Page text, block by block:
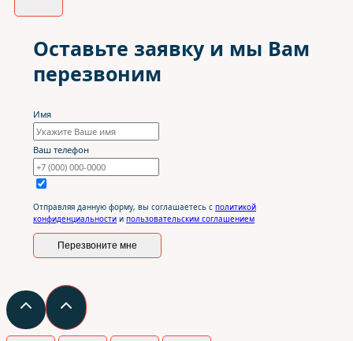
Оставьте заявку и мы Вам
перезвоним
Имя
Ваш телефон
Отправляя данную форму, вы соглашаетесь с политикой
конфиденциальности и пользовательским соглашением
Перезвоните мне